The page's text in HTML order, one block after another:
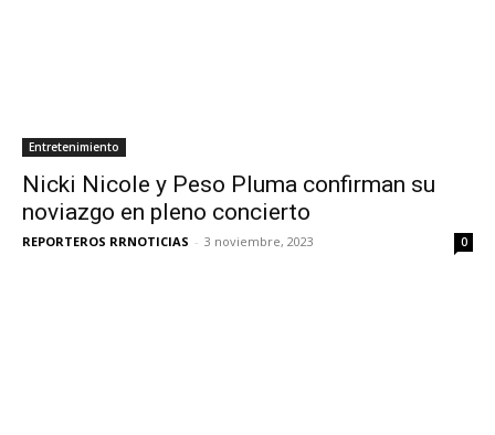
Entretenimiento
Nicki Nicole y Peso Pluma confirman su
noviazgo en pleno concierto
REPORTEROS RRNOTICIAS - 3 noviembre, 2023 0